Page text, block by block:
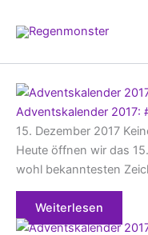
Inhalt
Adventskalender 2017:
15. Dezember 2017
Heute öffnen wir das
wohl bekanntesten
Weiterlesen